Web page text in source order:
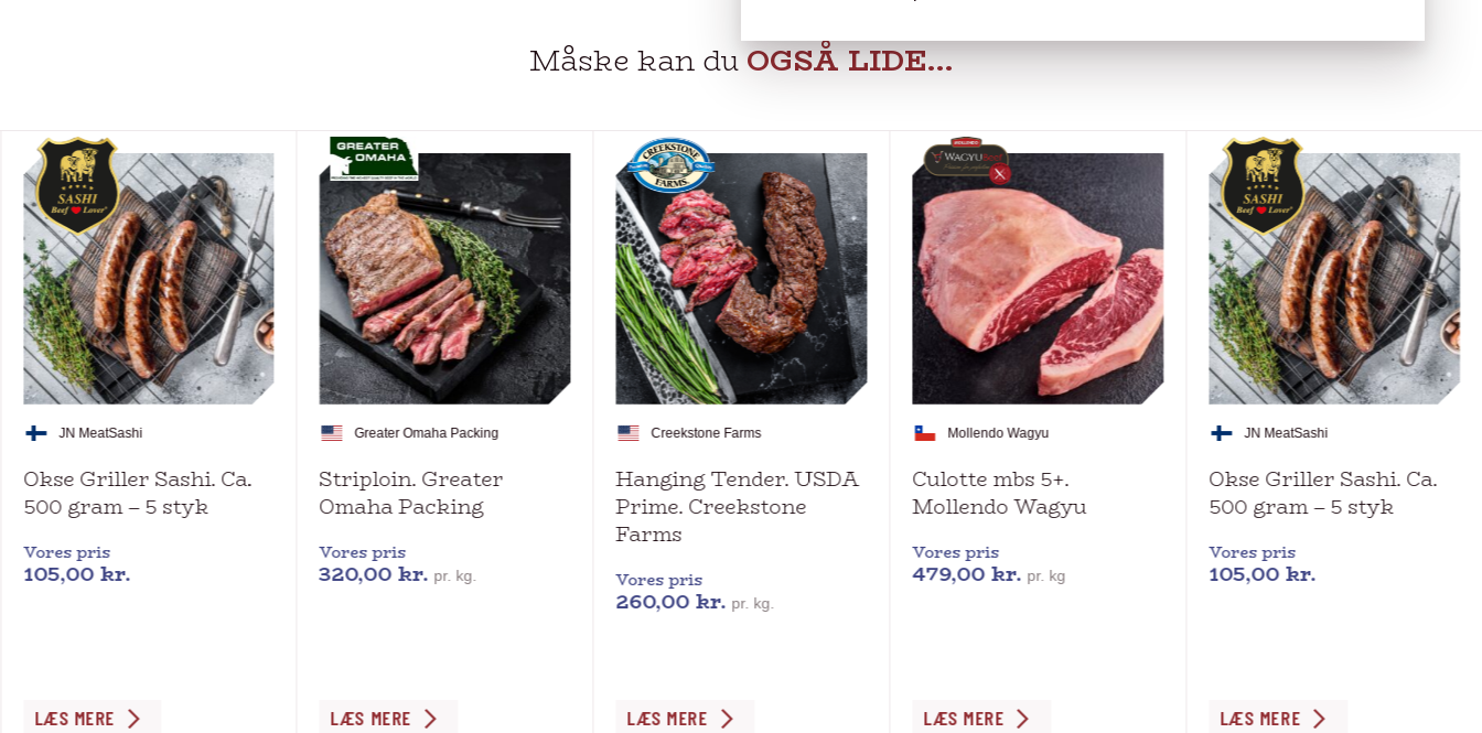
Måske kan duOGSÅ LIDE…
JN MeatSashi
Okse Griller Sashi. Ca.
500 gram – 5 styk
Vores pris
105,00kr.
LÆS MERE
Greater Omaha Packing
Striploin. Greater
Omaha Packing
Vores pris
320,00kr. pr. kg.
Dette
LÆS MERE
Creekstone Farms
Hanging Tender. USDA
Prime. Creekstone
Farms
Vores pris
260,00kr. pr. kg.
Dette
LÆS MERE
Mollendo Wagyu
Culotte mbs 5+.
Mollendo Wagyu
Vores pris
479,00kr. pr. kg
Dette
LÆS MERE
JN MeatSashi
Okse Griller Sashi. Ca.
500 gram – 5 styk
Vores pris
105,00kr.
LÆS MERE